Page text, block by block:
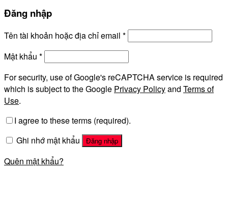
Đăng nhập
Tên tài khoản hoặc địa chỉ email *
Mật khẩu *
For security, use of Google's reCAPTCHA service is required
which is subject to the Google Privacy Policyand Terms of
Use.
I agree to these terms (required).
Ghi nhớ mật khẩu
Đăng nhập
Quên mật khẩu?